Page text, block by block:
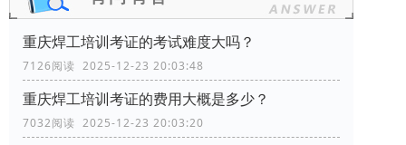
重庆焊工培训考证的考试难度大吗？
7126阅读 2025-12-23 20:03:48
重庆焊工培训考证的费用大概是多少？
7032阅读 2025-12-23 20:03:20